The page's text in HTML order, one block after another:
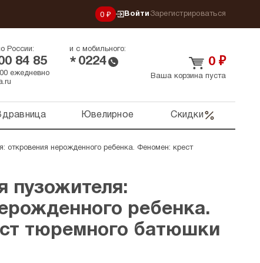
0 ₽ Войти Зарегистрироваться
России:
84 85
и с мобильного:
* 0224
ежедневно
0 ₽
Ваша корзина пуста
Ювелирное Скидки
откровения нерожденного ребенка. Феномен: крест
пузожителя:
ребенка.
тюремного батюшки